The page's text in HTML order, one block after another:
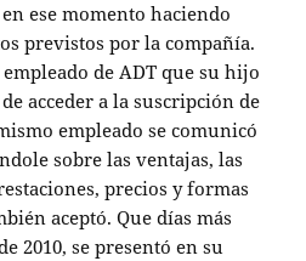
ese momento haciendo
previstos por la compañía.
de ADT que su hijo
acceder a la suscripción de
empleado se comunicó
sobre las ventajas, las
precios y formas
aceptó. Que días más
2010, se presentó en su